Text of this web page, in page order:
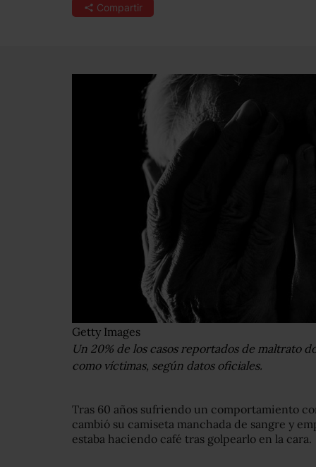
Compartir
Getty Images
Un 20% de los casos reportados de maltrato
como víctimas, según datos oficiales.
Tras 60 años sufriendo un comportamiento
cambió su camiseta manchada de sangre y
estaba haciendo café tras golpearlo en la cara.